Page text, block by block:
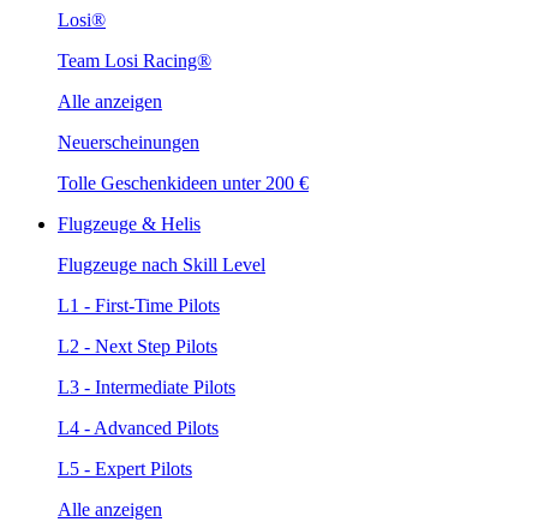
Losi®
Team Losi Racing®
Alle anzeigen
Neuerscheinungen
Tolle Geschenkideen unter 200 €
Flugzeuge & Helis
Flugzeuge nach Skill Level
L1 - First-Time Pilots
L2 - Next Step Pilots
L3 - Intermediate Pilots
L4 - Advanced Pilots
L5 - Expert Pilots
Alle anzeigen